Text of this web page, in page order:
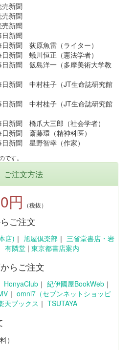
新聞
新聞
新聞
新聞
新聞 荻原魚雷（ライター）
新聞 蟻川恒正（憲法学者）
新聞 飯島洋一（多摩美術大学教
新聞 中村桂子（JT生命誌研究館
新聞 中村桂子（JT生命誌研究館
新聞 橋爪大三郎（社会学者）
新聞 斎藤環（精神科医）
新聞 星野智幸（作家）
です。
ご注文方法
0円 （税抜）
ご注文
店) ｜ 旭屋倶楽部 ｜ 三省堂書店・岩
有隣堂 | 東京都書店案内
らご注文
HonyaClub ｜ 紀伊國屋BookWeb ｜
｜ omni7（セブンネットショッピ
天ブックス ｜ TSUTAYA
）